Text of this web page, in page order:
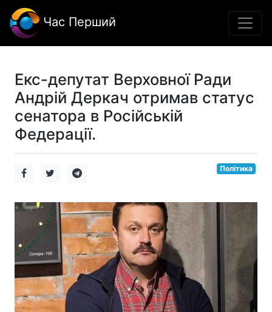
Час Перший
Екс-депутат Верховної Ради
Андрій Деркач отримав статус
сенатора в Російській
Федерації.
Політика